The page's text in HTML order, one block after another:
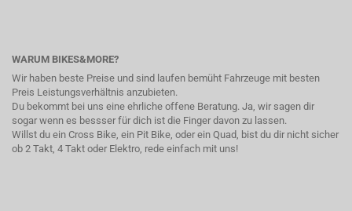
WARUM BIKES&MORE?
Wir haben beste Preise und sind laufen bemüht Fahrzeuge mit besten
Preis Leistungsverhältnis anzubieten.
Du bekommt bei uns eine ehrliche offene Beratung. Ja, wir sagen dir
sogar wenn es bessser für dich ist die Finger davon zu lassen.
Willst du ein Cross Bike, ein Pit Bike, oder ein Quad, bist du dir nicht sicher
ob 2 Takt, 4 Takt oder Elektro, rede einfach mit uns!